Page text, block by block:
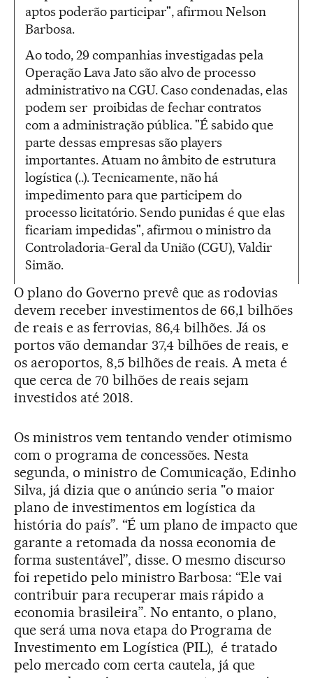
aptos poderão participar", afirmou Nelson
Barbosa.
Ao todo, 29 companhias investigadas pela
Operação Lava Jato são alvo de processo
administrativo na CGU. Caso condenadas, elas
podem ser proibidas de fechar contratos
com a administração pública. "É sabido que
parte dessas empresas são players
importantes. Atuam no âmbito de estrutura
logística (..). Tecnicamente, não há
impedimento para que participem do
processo licitatório. Sendo punidas é que elas
ficariam impedidas", afirmou o ministro da
Controladoria-Geral da União (CGU), Valdir
Simão.
O plano do Governo prevê que as rodovias
devem receber investimentos de 66,1 bilhões
de reais e as ferrovias, 86,4 bilhões. Já os
portos vão demandar 37,4 bilhões de reais, e
os aeroportos, 8,5 bilhões de reais. A meta é
que cerca de 70 bilhões de reais sejam
investidos até 2018.
Os ministros vem tentando vender otimismo
com o programa de concessões. Nesta
segunda, o ministro de Comunicação, Edinho
Silva, já dizia que o anúncio seria "o maior
plano de investimentos em logística da
história do país”. “É um plano de impacto que
garante a retomada da nossa economia de
forma sustentável”, disse. O mesmo discurso
foi repetido pelo ministro Barbosa: “Ele vai
contribuir para recuperar mais rápido a
economia brasileira”. No entanto, o plano,
que será uma nova etapa do Programa de
Investimento em Logística (PIL), é tratado
pelo mercado com certa cautela, já que